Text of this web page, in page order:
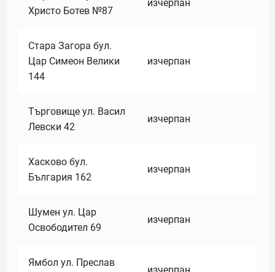
Христо Ботев №87
изчерпан
Стара Загора бул.
Цар Симеон Велики
144
изчерпан
Търговище ул. Васил
Левски 42
изчерпан
Хасково бул.
България 162
изчерпан
Шумен ул. Цар
Освободител 69
изчерпан
Ямбол ул. Преслав